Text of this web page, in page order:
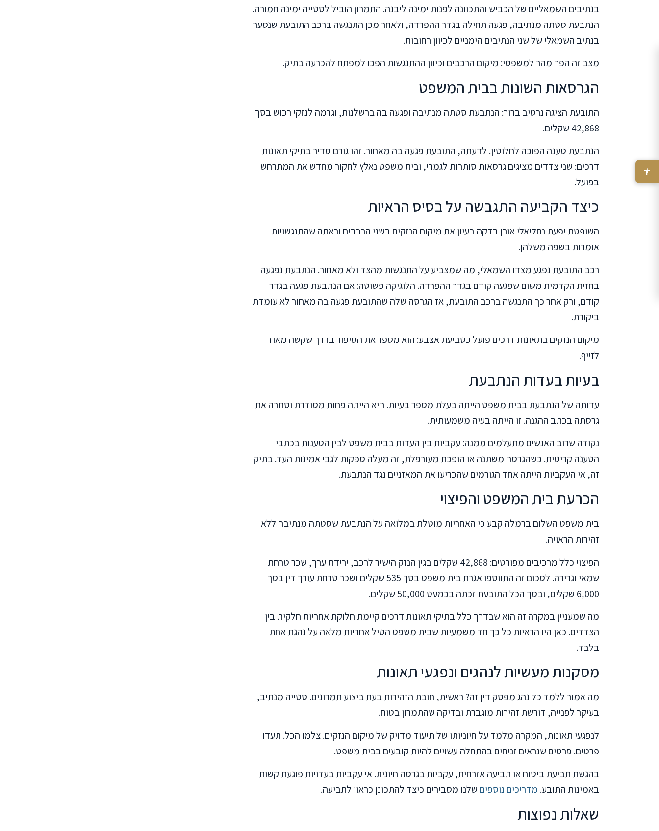
בנתיבים השמאליים של הכביש והתכוונה לפנות ימינה ליבנה. התמרון הוביל לסטייה ימינה חמורה.
הנתבעת סטתה מנתיבה, פגעה תחילה בגדר ההפרדה, ולאחר מכן התנגשה ברכב התובעת שנסעה
בנתיב השמאלי של שני הנתיבים הימניים לכיוון רחובות.
מצב זה הפך מהר למשפטי: מיקום הרכבים וכיוון ההתנגשות הפכו למפתח להכרעה בתיק.
הגרסאות השונות בבית המשפט
התובעת הציגה נרטיב ברור: הנתבעת סטתה מנתיבה ופגעה בה ברשלנות, וגרמה לנזקי רכוש בסך
42,868 שקלים.
הנתבעת טענה הפוכה לחלוטין. לדעתה, התובעת פגעה בה מאחור. זהו גורם סדיר בתיקי תאונות
דרכים: שני צדדים מציגים גרסאות סותרות לגמרי, ובית משפט נאלץ לחקור מחדש את המתרחש
בפועל.
כיצד הקביעה התגבשה על בסיס הראיות
השופטת יפעת נחליאלי אורן בדקה בעיון את מיקום הנזקים בשני הרכבים וראתה שהתנגשויות
אומרות בשפה משלהן.
רכב התובעת נפגע מצדו השמאלי, מה שמצביע על התנגשות מהצד ולא מאחור. הנתבעת נפגעה
בחזית הקדמית משום שפגעה קודם בגדר ההפרדה. הלוגיקה פשוטה: אם הנתבעת פגעה בגדר
קודם, ורק אחר כך התנגשה ברכב התובעת, אז הגרסה שלה שהתובעת פגעה בה מאחור לא עומדת
ביקורת.
מיקום הנזקים בתאונות דרכים פועל כטביעת אצבע: הוא מספר את הסיפור בדרך שקשה מאוד
לזייף.
בעיות בעדות הנתבעת
עדותה של הנתבעת בבית משפט הייתה בעלת מספר בעיות. היא הייתה פחות מסודרת וסתרה את
גרסתה בכתב ההגנה. זו הייתה בעיה משמעותית.
נקודה שרוב האנשים מתעלמים ממנה: עקביות בין העדות בבית משפט לבין הטענות בכתבי
הטענה קריטית. כשהגרסה משתנה או הופכת מעורפלת, זה מעלה ספקות לגבי אמינות העד. בתיק
זה, אי העקביות הייתה אחד הגורמים שהכריעו את המאזניים נגד הנתבעת.
הכרעת בית המשפט והפיצוי
בית משפט השלום ברמלה קבע כי האחריות מוטלת במלואה על הנתבעת שסטתה מנתיבה ללא
זהירות הראויה.
הפיצוי כלל מרכיבים מפורטים: 42,868 שקלים בגין הנזק הישיר לרכב, ירידת ערך, שכר טרחת
שמאי וגרירה. לסכום זה התווספו אגרת בית משפט בסך 535 שקלים ושכר טרחת עורך דין בסך
6,000 שקלים, ובסך הכל התובעת זכתה בכמעט 50,000 שקלים.
מה שמעניין במקרה זה הוא שבדרך כלל בתיקי תאונות דרכים קיימת חלוקת אחריות חלקית בין
הצדדים. כאן היו הראיות כל כך חד משמעיות שבית משפט הטיל אחריות מלאה על נהגת אחת
בלבד.
מסקנות מעשיות לנהגים ונפגעי תאונות
מה אמור ללמד כל נהג מפסק דין זה? ראשית, חובת הזהירות בעת ביצוע תמרונים. סטייה מנתיב,
בעיקר לפנייה, דורשת זהירות מוגברת ובדיקה שהתמרון בטוח.
לנפגעי תאונות, המקרה מלמד על חיוניותו של תיעוד מדויק של מיקום הנזקים. צלמו הכל. תעדו
פרטים. פרטים שנראים זניחים בהתחלה עשויים להיות קובעים בבית משפט.
בהגשת תביעת ביטוח או תביעה אזרחית, עקביות בגרסה חיונית. אי עקביות בעדויות פוגעת קשות
באמינות התובע. מדריכים נוספים שלנו מסבירים כיצד להתכונן כראוי לתביעה.
שאלות נפוצות